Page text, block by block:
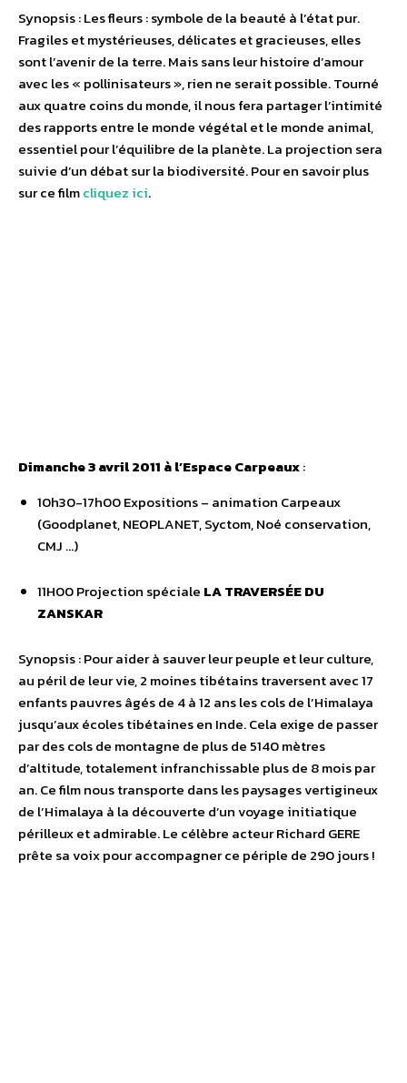
Synopsis : Les fleurs : symbole de la beauté à l’état pur.
Fragiles et mystérieuses, délicates et gracieuses, elles
sont l’avenir de la terre. Mais sans leur histoire d’amour
avec les « pollinisateurs », rien ne serait possible. Tourné
aux quatre coins du monde, il nous fera partager l’intimité
des rapports entre le monde végétal et le monde animal,
essentiel pour l’équilibre de la planète. La projection sera
suivie d’un débat sur la biodiversité. Pour en savoir plus
sur ce filmcliquez ici.
Dimanche 3 avril 2011 à l’Espace Carpeaux:
10h30-17h00 Expositions – animation Carpeaux
(Goodplanet, NEOPLANET, Syctom, Noé conservation,
CMJ …)
11H00 Projection spéciale LA TRAVERSÉE DU
ZANSKAR
Synopsis : Pour aider à sauver leur peuple et leur culture,
au péril de leur vie, 2 moines tibétains traversent avec 17
enfants pauvres âgés de 4 à 12 ans les cols de l’Himalaya
jusqu’aux écoles tibétaines en Inde. Cela exige de passer
par des cols de montagne de plus de 5140 mètres
d’altitude, totalement infranchissable plus de 8 mois par
an. Ce film nous transporte dans les paysages vertigineux
de l’Himalaya à la découverte d’un voyage initiatique
périlleux et admirable. Le célèbre acteur Richard GERE
prête sa voix pour accompagner ce périple de 290 jours !